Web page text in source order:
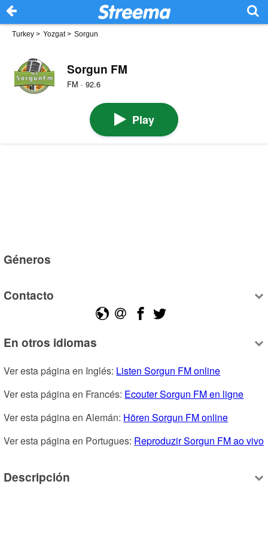
Turkey > Yozgat> Sorgun
Sorgun FM
FM · 92.6
Play
Géneros
Contacto
En otros idiomas
Ver esta página en Inglés: Listen Sorgun FM online
Ver esta página en Francés: Ecouter Sorgun FM en ligne
Ver esta página en Alemán: Hören Sorgun FM online
Ver esta página en Portugues: Reproduzir Sorgun FM ao vivo
Descripción